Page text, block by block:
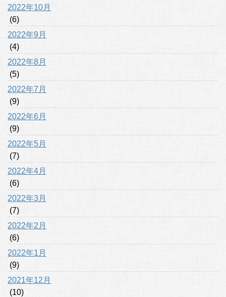
2022年10月
(6)
2022年9月
(4)
2022年8月
(5)
2022年7月
(9)
2022年6月
(9)
2022年5月
(7)
2022年4月
(6)
2022年3月
(7)
2022年2月
(6)
2022年1月
(9)
2021年12月
(10)